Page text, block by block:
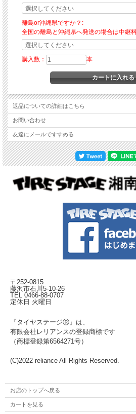
離島or沖縄県ですか？:
全国の離島と沖縄県へ発送の場合は中継
購入数： 本
返品についての詳細はこちら
お問い合わせ
友達にメールですすめる
〒252-0815
藤沢市石川5-10-26
TEL 0466-88-0707
定休日 火曜日
『タイヤステージⓇ』は、
有限会社レリアンスの登録商標です
（商標登録第6564271号）
(C)2022 reliance All Rights Reserved.
お店のトップへ戻る
カートを見る